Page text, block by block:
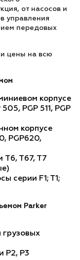
от насосов и
управления
передовых
цены на всю
корпусе
PGP 511, PGP
корпусе
PGP620,
T6, T67, T7
серии F1; T1;
Parker
грузовых
P2, P3